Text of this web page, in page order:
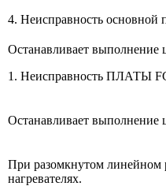
4. Неисправность
Останавливает выполнение
1. Неисправность ПЛАТЫ
Останавливает выполнение
При разомкнутом линейном
нагревателях.